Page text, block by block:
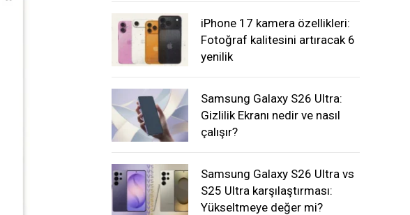
iPhone 17 kamera özellikleri:
Fotoğraf kalitesini artıracak 6
yenilik
Samsung Galaxy S26 Ultra:
Gizlilik Ekranı nedir ve nasıl
çalışır?
Samsung Galaxy S26 Ultra vs
S25 Ultra karşılaştırması:
Yükseltmeye değer mi?